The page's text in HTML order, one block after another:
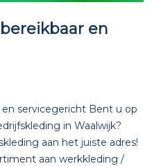
en
servicegericht Bent u op
in Waalwijk?
aan het juiste adres!
aan werkkleding /